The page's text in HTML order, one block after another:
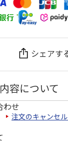
シェアす
容について
わせ
注文のキャンセ